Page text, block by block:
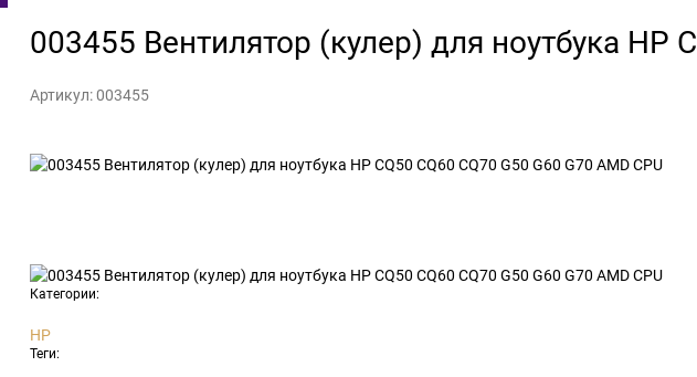
003455 Вентилятор (кулер) для ноутбука HP
Артикул:003455
Категории:
HP
Теги: